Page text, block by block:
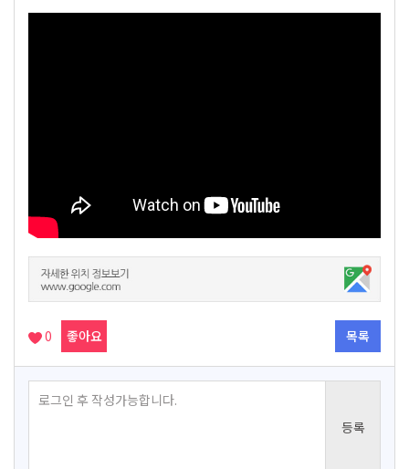
0 좋아요 목록